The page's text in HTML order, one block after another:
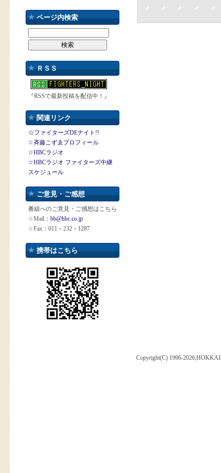
ページ内検索
ＲＳＳ
『RSSで最新投稿を配信中！』
関連リンク
☆ファイターズDEナイト!!
☆斉藤こずゑプロフィール
☆HBCラジオ
☆HBCラジオ ファイターズ中継
スケジュール
ご意見・ご感想
番組へのご意見・ご感想はこちら
☆Mail： bb@hbc.co.jp
☆Fax：011－232－1287
携帯はこちら
Copyright(C) 1996-